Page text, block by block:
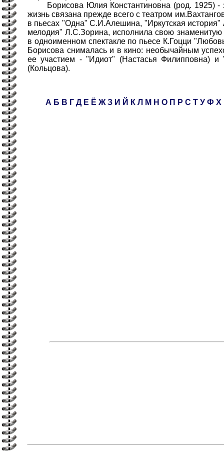
Борисова Юлия Константиновна (род. 1925) -
жизнь связана прежде всего с театром
в пьесах "Одна" С.И.Алешина, "Иркутская
мелодия" Л.С.Зорина, исполнила свою знаменитую
в одноименном спектакле по пьесе К.Гоцци
Борисова снималась и в кино: необычайным
ее участием - "Идиот" (Настасья Филипповна) и
(Кольцова).
А Б В Г Д Е Ё Ж З И Й К Л М Н О П Р С Т У Ф Х